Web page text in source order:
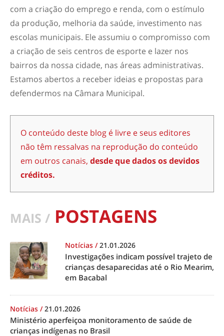
com a criação do emprego e renda, com o estímulo
da produção, melhoria da saúde, investimento nas
escolas municipais. Ele assumiu o compromisso com
a criação de seis centros de esporte e lazer nos
bairros da nossa cidade, nas áreas administrativas.
Estamos abertos a receber ideias e propostas para
defendermos na Câmara Municipal.
O conteúdo deste blog é livre e seus editores
não têm ressalvas na reprodução do conteúdo
em outros canais, desde que dados os devidos
créditos.
MAIS / POSTAGENS
Notícias /21.01.2026
Investigações indicam possível trajeto de
crianças desaparecidas até o Rio Mearim,
em Bacabal
Notícias /21.01.2026
Ministério aperfeiçoa monitoramento de saúde de
crianças indígenas no Brasil